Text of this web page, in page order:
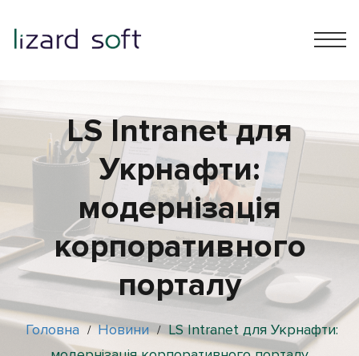
LS Intranet для
Укрнафти:
модернізація
корпоративного
порталу
Головна / Новини / LS Intranet для Укрнафти: